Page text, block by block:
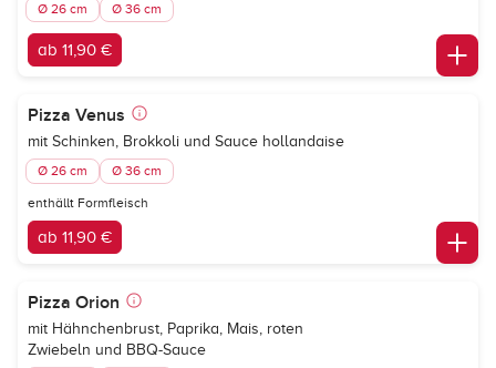
Ø 26 cm Ø 36 cm
ab 11,90 €
Pizza Venus
mit Schinken, Brokkoli und Sauce hollandaise
Ø 26 cm Ø 36 cm
enthällt Formfleisch
ab 11,90 €
Pizza Orion
mit Hähnchenbrust, Paprika, Mais, roten
Zwiebeln und BBQ-Sauce